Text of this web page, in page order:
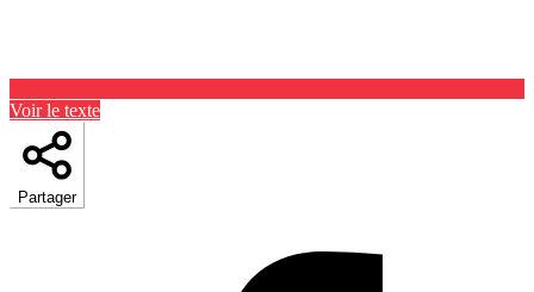
Voir le texte
Partager